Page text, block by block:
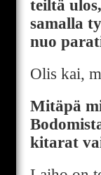
teiltä
samalla
nuo
Olis kai,
Mitäpä
kitarat